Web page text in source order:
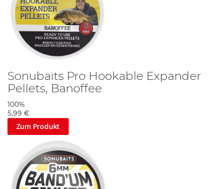
Sonubaits Pro Hookable Expander
Pellets, Banoffee
100%
5,99 €
Zum Produkt